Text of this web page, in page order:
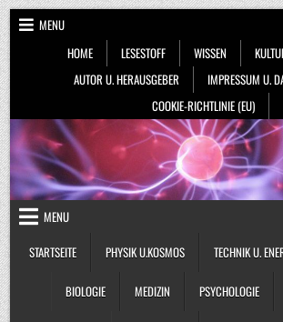
Skip
to
content
MENU
HOME
LESESTOFF WISSEN
AUTOR U. HERAUSGEBER
IMPRESSUM U.
COOKIE-RICHTLINIE (EU)
MENU
STARTSEITE
PHYSIK U.KOSMOS TECHNIK U.
BIOLOGIE MEDIZIN PSYCHOLOGIE